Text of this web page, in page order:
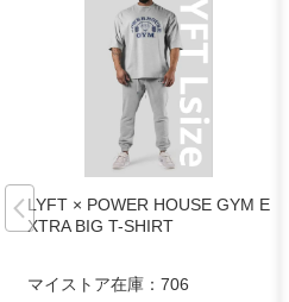
LYFT × POWER HOUSE GYM E
XTRA BIG T-SHIRT
マイストア在庫： 706